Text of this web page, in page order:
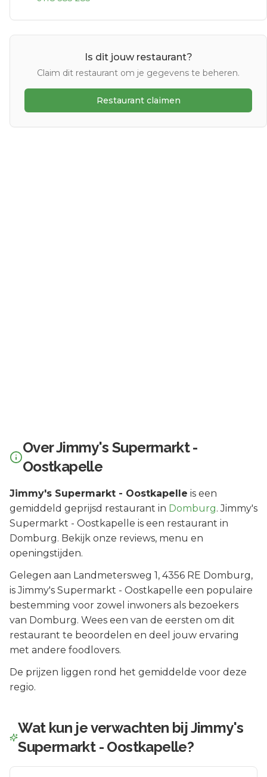
Is dit jouw restaurant?
Claim dit restaurant om je gegevens te beheren.
Restaurant claimen
OverJimmy's Supermarkt -
Oostkapelle
Jimmy's Supermarkt - Oostkapelle is een
gemiddeld geprijsd restaurant in Domburg.Jimmy's
Supermarkt - Oostkapelle is een restaurant in
Domburg. Bekijk onze reviews, menu en
openingstijden.
Gelegen aan Landmetersweg 1, 4356 RE Domburg,
isJimmy's Supermarkt - Oostkapelle een populaire
bestemming voor zowel inwoners als bezoekers
van Domburg. Wees een van de eersten om dit
restaurant te beoordelen en deel jouw ervaring
met andere foodlovers.
De prijzen liggen rond het gemiddelde voor deze
regio.
Wat kun je verwachten bijJimmy's
Supermarkt - Oostkapelle?